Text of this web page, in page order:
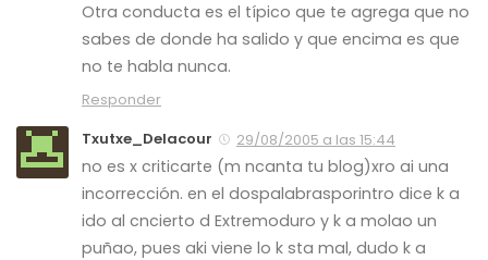
Otra conducta es el típico que te agrega que no
sabes de donde ha salido y que encima es que
no te habla nunca.
Responder
Txutxe_Delacour
29/08/2005 a las 15:44
no es x criticarte (m ncanta tu blog)xro ai una
incorrección. en el dospalabrasporintro dice k a
ido al cncierto d Extremoduro y k a molao un
puñao, pues aki viene lo k sta mal, dudo k a